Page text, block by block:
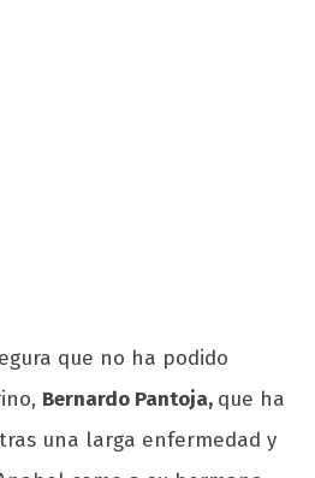
que no ha podido
Bernardo Pantoja, que ha
una larga enfermedad y